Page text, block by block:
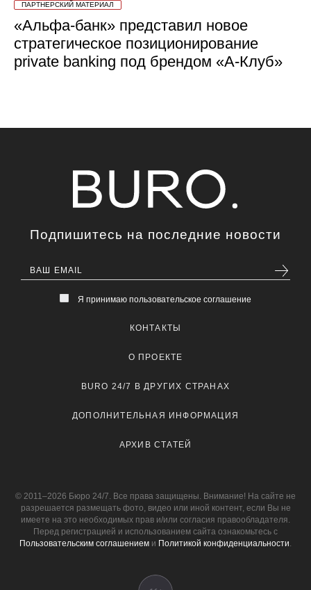
ПАРТНЕРСКИЙ МАТЕРИАЛ
«Альфа-банк» представил новое
стратегическое позиционирование
private banking под брендом «А-Клуб»
Подпишитесь на последние новости
Я принимаю пользовательское соглашение
КОНТАКТЫ
О ПРОЕКТЕ
BURO 24/7 В ДРУГИХ СТРАНАХ
ДОПОЛНИТЕЛЬНАЯ ИНФОРМАЦИЯ
АРХИВ СТАТЕЙ
© 2011–2026 Бюро 24/7. Все права защищены. Внимание! На сайте не
разрешается размещать фото, видео или иной контент, если Вы не
имеете на это необходимых прав и/или согласия правообладателя.
Перед регистрацией и использованием сайта ознакомьтесь с
Пользовательским соглашением и Политикой конфиденциальности.